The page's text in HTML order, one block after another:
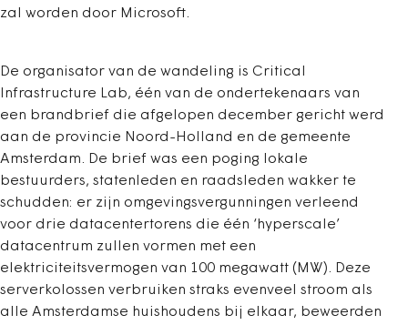
zal worden door Microsoft.
De organisator van de wandeling is Critical
Infrastructure Lab, één van de ondertekenaars van
een brandbrief die afgelopen december gericht werd
aan de provincie Noord-Holland en de gemeente
Amsterdam. De brief was een poging lokale
bestuurders, statenleden en raadsleden wakker te
schudden: er zijn omgevingsvergunningen verleend
voor drie datacentertorens die één ‘hyperscale’
datacentrum zullen vormen met een
elektriciteitsvermogen van 100 megawatt (MW). Deze
serverkolossen verbruiken straks evenveel stroom als
alle Amsterdamse huishoudens bij elkaar, beweerden